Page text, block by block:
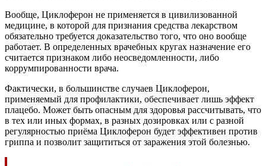
Вообще, Циклоферон не применяется в цивилизованной
медицине, в которой для признания средства лекарством
обязательно требуется доказательство того, что оно вообще
работает. В определенных врачебных кругах назначение его
считается признаком либо неосведомленности, либо
коррумпированности врача.
Фактически, в большинстве случаев Циклоферон,
применяемый для профилактики, обеспечивает лишь эффект
плацебо. Может быть опасным для здоровья рассчитывать, что
в тех или иных формах, в разных дозировках или с разной
регулярностью приёма Циклоферон будет эффективен против
гриппа и позволит защититься от заражения этой болезнью.